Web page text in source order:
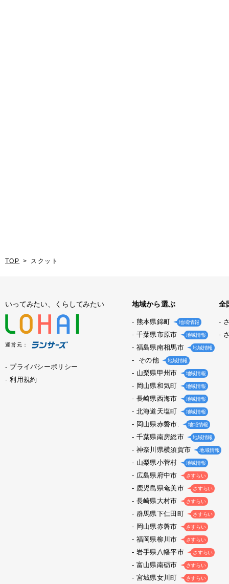
TOP スクット
いってみたい、くらしてみたい
運営元：
プライバシーポリシー
利用規約
地域から選ぶ
熊本県錦町 地域情報
千葉県市原市 地域情報
福島県南相馬市 地域情報
その他 地域情報
山梨県甲州市 地域情報
岡山県和気町 地域情報
長崎県西海市 地域情報
北海道天塩町 地域情報
岡山県赤磐市. 地域情報
千葉県南房総市 地域情報
神奈川県横須賀市 地域情報
山梨県小菅村 地域情報
広島県府中市 さすらい
鹿児島県奄美市 さすらい
長崎県大村市 さすらい
群馬県下仁田町 さすらい
岡山県赤磐市 さすらい
福岡県柳川市 さすらい
岩手県八幡平市 さすらい
富山県南砺市 さすらい
宮城県女川町 さすらい
全